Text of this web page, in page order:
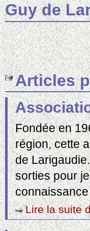
Guy de
Articles
Fondée en
région, cette
de
sorties pour
Lire la suite